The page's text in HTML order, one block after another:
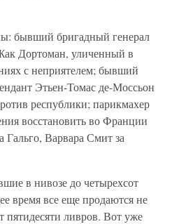
бывший бригадный генерал
Дортоман, уличенный в
с неприятелем; бывший
Этьен-Томас де-Моссьон
республики; парикмахер
восстановить во Франции
Гальго, Варвара Смит за
в нивозе до четырехсот
время все еще продаются не
пятидесяти ливров. Вот уже